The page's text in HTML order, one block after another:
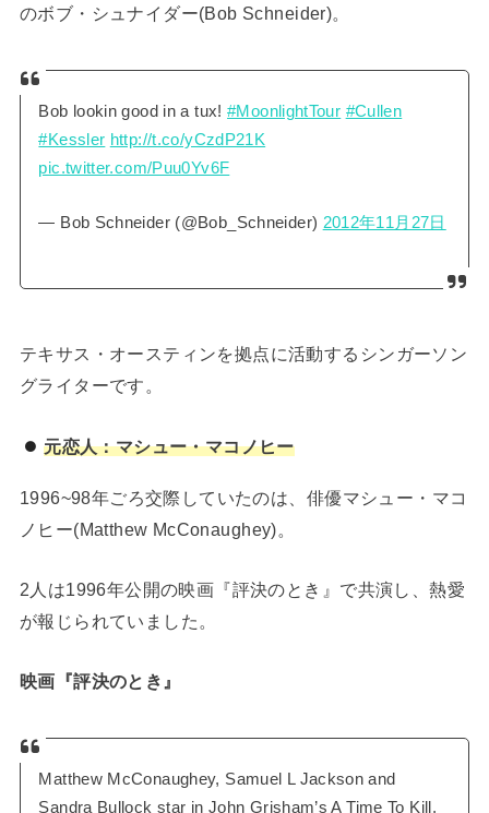
のボブ・シュナイダー(Bob Schneider)。
Bob lookin good in a tux!#MoonlightTour #Cullen
#Kessler http://t.co/yCzdP21K
pic.twitter.com/Puu0Yv6F
— Bob Schneider (@Bob_Schneider) 2012年11月27日
テキサス・オースティンを拠点に活動するシンガーソン
グライターです。
元恋人：マシュー・マコノヒー
1996~98年ごろ交際していたのは、俳優マシュー・マコ
ノヒー(Matthew McConaughey)。
2人は1996年公開の映画『評決のとき』で共演し、熱愛
が報じられていました。
映画『評決のとき』
Matthew McConaughey, Samuel L Jackson and
Sandra Bullock star in John Grisham’s A Time To Kill,